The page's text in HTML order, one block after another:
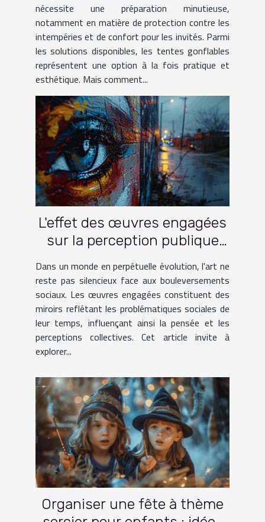
nécessite une préparation minutieuse,
notamment en matière de protection contre les
intempéries et de confort pour les invités. Parmi
les solutions disponibles, les tentes gonflables
représentent une option à la fois pratique et
esthétique. Mais comment...
L'effet des œuvres engagées
sur la perception publique
Dans un monde en perpétuelle évolution, l'art ne
reste pas silencieux face aux bouleversements
sociaux. Les œuvres engagées constituent des
miroirs reflétant les problématiques sociales de
leur temps, influençant ainsi la pensée et les
perceptions collectives. Cet article invite à
explorer...
Organiser une fête à thème